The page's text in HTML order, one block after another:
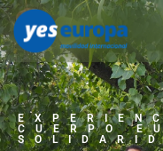
CUERPO